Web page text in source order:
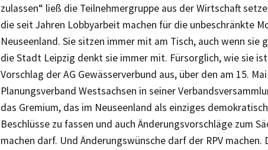
zulassen“ ließ die Teilnehmergruppe aus der Wirtschaft
die seit Jahren Lobbyarbeit machen für die unbeschränkte
Neuseenland. Sie sitzen immer mit am Tisch, auch wenn sie
die Stadt Leipzig denkt sie immer mit. Fürsorglich, wie sie
Vorschlag der AG Gewässerverbund aus, über den am 15.
Planungsverband Westsachsen in seiner
das Gremium, das im Neuseenland als einziges
Beschlüsse zu fassen und auch Änderungsvorschläge zum
machen darf. Und Änderungswünsche darf der RPV machen.